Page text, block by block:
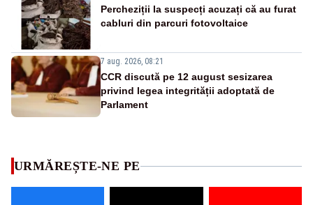
Percheziții la suspecți acuzați că au furat
cabluri din parcuri fotovoltaice
7 aug. 2026, 08:21
CCR discută pe 12 august sesizarea
privind legea integrității adoptată de
Parlament
URMĂREȘTE-NE PE